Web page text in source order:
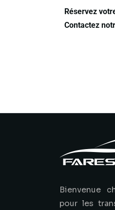
Réservez
Contactez
Bienvenue
pour les